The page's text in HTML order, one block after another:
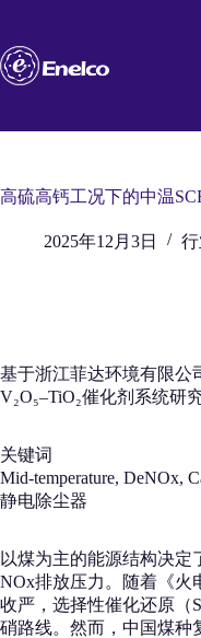
内
容
高硫高钙工况下的中温
2025年12月3日
基于浙江菲达环境有限公
V₂O₅–TiO₂催化剂系统研
关键词
Mid-temperature, DeNOx,
静电除尘器
以煤为主的能源结构决
NOx排放压力。随着《火
收严，选择性催化还原（
硝路线。然而，中国煤种